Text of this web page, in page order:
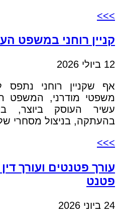
>>>
קניין רוחני במשפט
12 ביולי 2026
אף שקניין רוחני נתפס
משפטי מודרני, המשפט
עשיר העוסק ביוצר,
בהעתקה, בניצול מסחרי
>>>
עורך פטנטים ועורך
פטנט
24 ביוני 2026